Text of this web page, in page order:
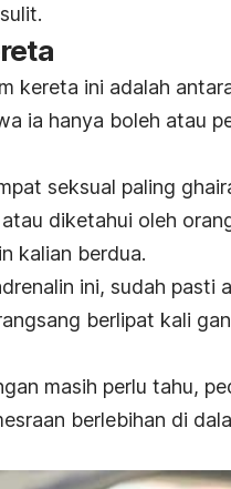
kereta ini adalah
ia hanya boleh atau
seksual paling
diketahui oleh
kalian berdua.
ini, sudah pasti
berlipat kali
masih perlu tahu,
berlebihan di